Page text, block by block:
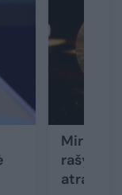
Mirė
atrado